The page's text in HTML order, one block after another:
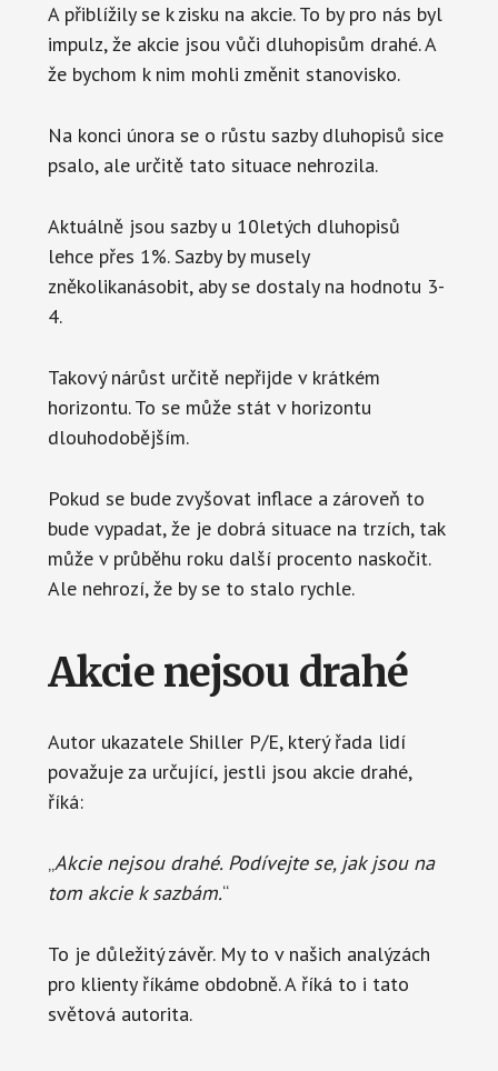
A přiblížily se k zisku na akcie. To by pro nás byl
impulz, že akcie jsou vůči dluhopisům drahé. A
že bychom k nim mohli změnit stanovisko.
Na konci února se o růstu sazby dluhopisů sice
psalo, ale určitě tato situace nehrozila.
Aktuálně jsou sazby u 10letých dluhopisů
lehce přes 1%. Sazby by musely
zněkolikanásobit, aby se dostaly na hodnotu 3-
4.
Takový nárůst určitě nepřijde v krátkém
horizontu. To se může stát v horizontu
dlouhodobějším.
Pokud se bude zvyšovat inflace a zároveň to
bude vypadat, že je dobrá situace na trzích, tak
může v průběhu roku další procento naskočit.
Ale nehrozí, že by se to stalo rychle.
Akcie nejsou drahé
Autor ukazatele Shiller P/E, který řada lidí
považuje za určující, jestli jsou akcie drahé,
říká:
„Akcie nejsou drahé. Podívejte se, jak jsou na
tom akcie k sazbám.“
To je důležitý závěr. My to v našich analýzách
pro klienty říkáme obdobně. A říká to i tato
světová autorita.